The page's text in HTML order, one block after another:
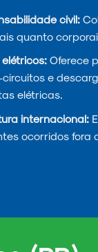
civil:
quanto
Oferece
e
elétricas.
internacional:
ocorridos fora